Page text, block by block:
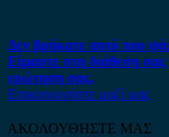
Δεν βρήκατε αυτό που
Είμαστε στη διάθεση
ερώτηση σας.
Επικοινωνήστε μαζί μας
ΑΚΟΛΟΥΘΗΣΤΕ ΜΑΣ